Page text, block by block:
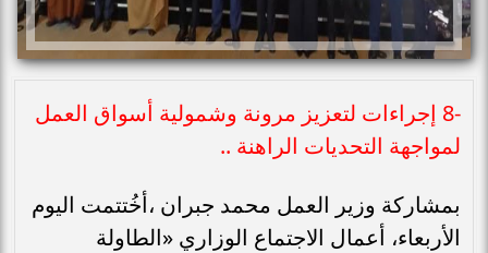
-8 إجراءات لتعزيز مرونة وشمولية أسواق العمل
لمواجهة التحديات الراهنة ..
بمشاركة وزير العمل محمد جبران ،أخُتتمت اليوم
الأربعاء، أعمال الاجتماع الوزاري «الطاولة